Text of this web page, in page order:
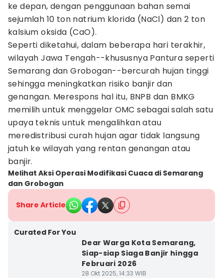
ke depan, dengan penggunaan bahan semai
sejumlah 10 ton natrium klorida (NaCl) dan 2 ton
kalsium oksida (CaO).
Seperti diketahui, dalam beberapa hari terakhir,
wilayah Jawa Tengah--khususnya Pantura seperti
Semarang dan Grobogan--bercurah hujan tinggi
sehingga meningkatkan risiko banjir dan
genangan. Merespons hal itu, BNPB dan BMKG
memilih untuk menggelar OMC sebagai salah satu
upaya teknis untuk mengalihkan atau
meredistribusi curah hujan agar tidak langsung
jatuh ke wilayah yang rentan genangan atau
banjir.
Melihat Aksi Operasi Modifikasi Cuaca di Semarang
dan Grobogan
Share Article
Curated For You
Dear Warga Kota Semarang,
Siap-siap Siaga Banjir hingga
Februari 2026
28 Okt 2025, 14:33 WIB